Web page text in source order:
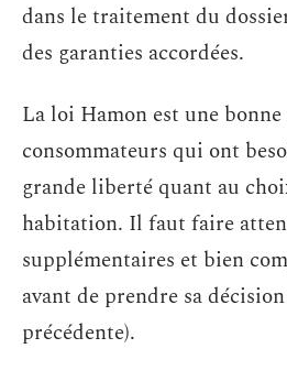
dans le traitement du
des garanties accordées.
La loi Hamon est une
consommateurs qui ont
grande liberté quant au
habitation. Il faut faire
supplémentaires et bien
avant de prendre sa
précédente).